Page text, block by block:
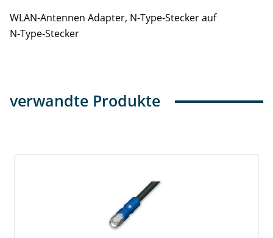
WLAN-Antennen Adapter, N-Type-Stecker auf
N-Type-Stecker
verwandte Produkte